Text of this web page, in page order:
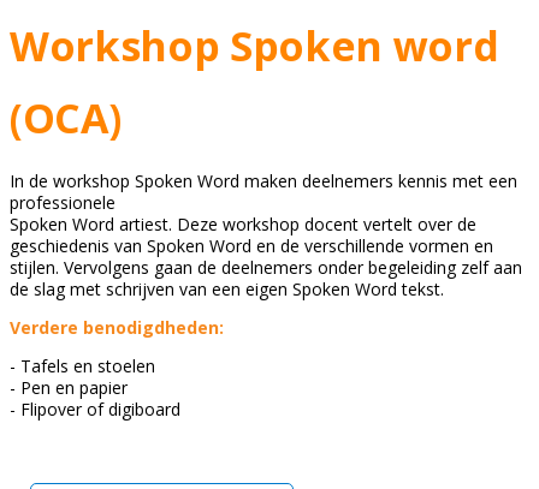
Workshop Spoken word
(OCA)
In de workshop Spoken Word maken deelnemers kennis met een
professionele
Spoken Word artiest. Deze workshop docent vertelt over de
geschiedenis van Spoken Word en de verschillende vormen en
stijlen. Vervolgens gaan de deelnemers onder begeleiding zelf aan
de slag met schrijven van een eigen Spoken Word tekst.
Verdere benodigdheden:
- Tafels en stoelen
- Pen en papier
- Flipover of digiboard